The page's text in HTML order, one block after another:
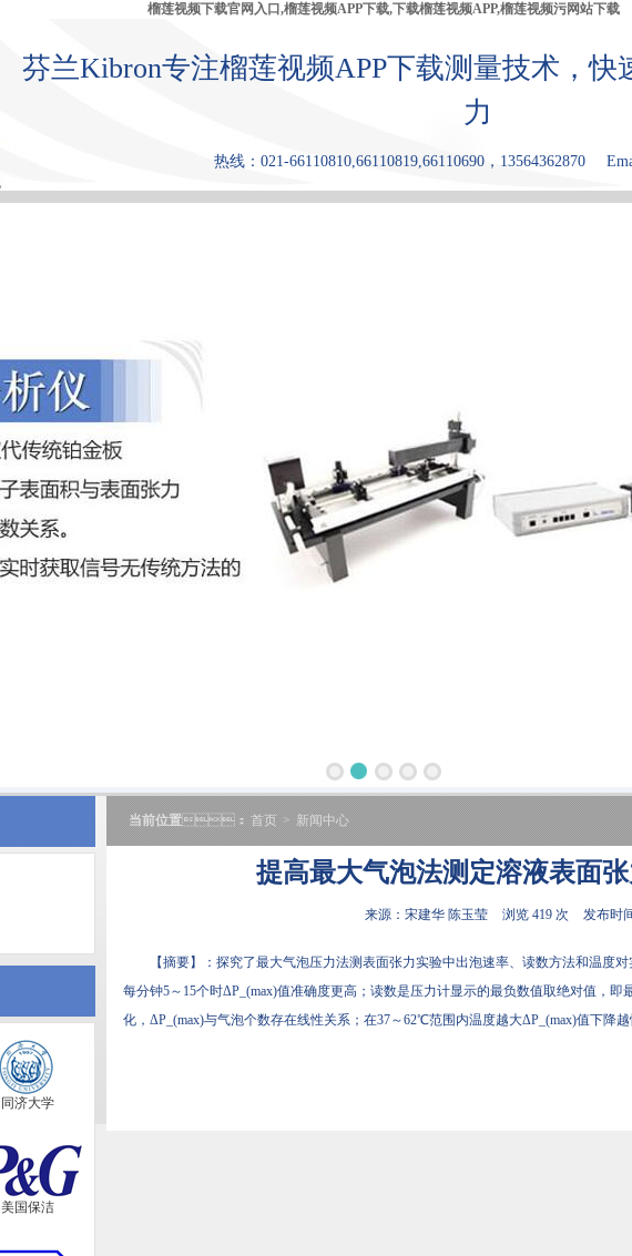
榴莲视频下载官网入口,榴莲视频APP下载,下载榴莲视频APP,榴莲视频污网站下载
芬兰Kibron专注榴莲视频APP下载测量技术，
力
热线：021-66110810,66110819,66110690，13564362870
首 页 产品中心 张力仪 下载榴莲视 榴莲视频污 原理和优点
同济大学
美国保洁
当前位置： 首页 > 新闻中心
提高最大气泡法测定溶液表面
来源：宋建华 陈玉莹 浏览 419 次 发布时
【摘要】：探究了最大气泡压力法测表面张力实验中出泡速率、读数方法和温度
每分钟5～15个时ΔP_(max)值准确度更高；读数是压力计显示的最负数值取绝对值，
化，ΔP_(max)与气泡个数存在线性关系；在37～62℃范围内温度越大ΔP_(max)值下降越快